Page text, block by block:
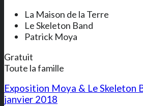
La Maison de la Terre
Le Skeleton Band
Patrick Moya
Gratuit
Toute la famille
Exposition Moya & Le Skeleton
janvier 2018